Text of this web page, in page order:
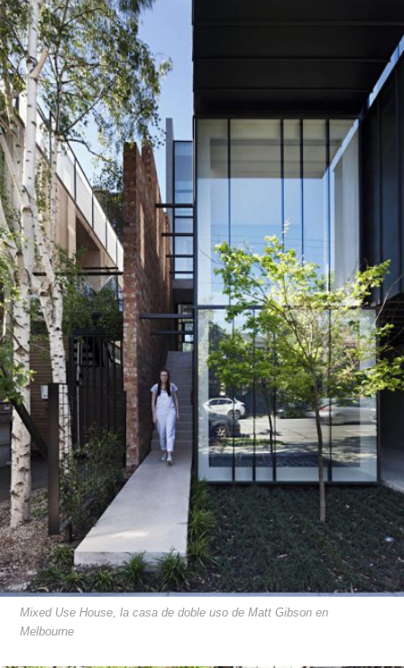
Mixed Use House, la casa de doble uso de Matt Gibson en
Melbourne